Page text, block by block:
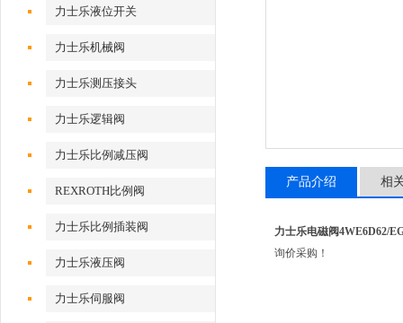
力士乐液位开关
力士乐机械阀
力士乐测压接头
力士乐逻辑阀
力士乐比例减压阀
REXROTH比例阀
力士乐比例插装阀
力士乐液压阀
力士乐伺服阀
产品介绍 相
力士乐电磁阀4WE6D62/
询价采购！